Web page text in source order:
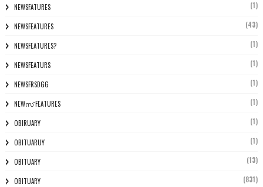
NEWSFATURES (1)
NEWSFEATURES (43)
NEWSFEATURES? (1)
NEWSFEATURS (1)
NEWSFRSDGG (1)
NEWസ് FEATURES (1)
OBIRUARY (1)
OBITUARUY (1)
OBITUARY (13)
OBITUARY (831)